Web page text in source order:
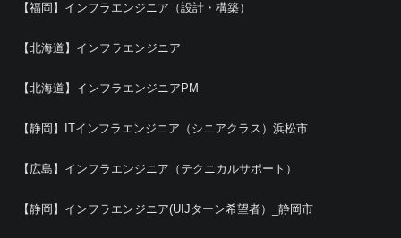
【福岡】インフラエンジニア（設計・構築）
【北海道】インフラエンジニア
【北海道】インフラエンジニアPM
【静岡】ITインフラエンジニア（シニアクラス）浜松市
【広島】インフラエンジニア（テクニカルサポート）
【静岡】インフラエンジニア(UIJターン希望者）_静岡市